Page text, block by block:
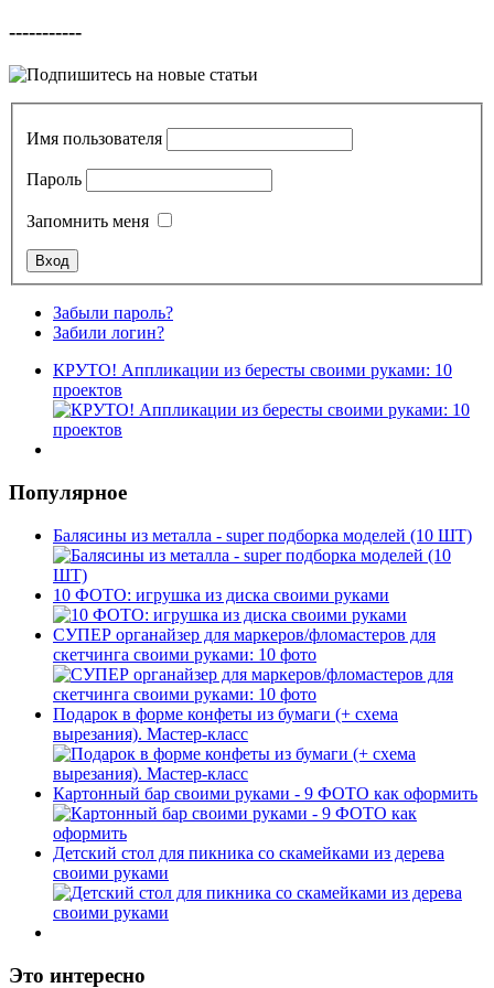
-----------
Имя пользователя
Пароль
Запомнить меня
Забыли пароль?
Забили логин?
КРУТО! Аппликации из бересты своими руками: 10
проектов
Популярное
Балясины из металла - super подборка моделей (10 ШТ)
10 ФОТО: игрушка из диска своими руками
СУПЕР органайзер для маркеров/фломастеров для
скетчинга своими руками: 10 фото
Подарок в форме конфеты из бумаги (+ схема
вырезания). Мастер-класс
Картонный бар своими руками - 9 ФОТО как оформить
Детский стол для пикника со скамейками из дерева
своими руками
Это интересно